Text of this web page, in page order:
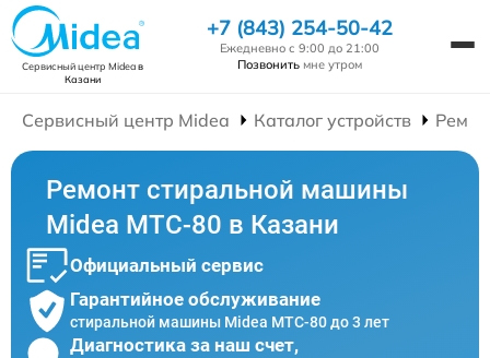
Сервисный центр Mideaв
Казани
+7 (843) 254-50-42
Ежедневно с 9:00 до 21:00
Позвонить мне утром
Сервисный центр Midea Каталог устройств
Ремонт стиральной машины
Midea MTC-80 в Казани
Официальный сервис
Гарантийное обслуживание
стиральной машины Midea MTC-80 до 3 лет
Диагностика за наш счет,